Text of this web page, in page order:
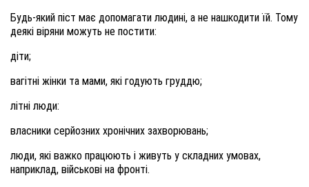
Будь-який піст має допомагати людині, а не нашкодити їй. Тому
деякі віряни можуть не постити:
діти;
вагітні жінки та мами, які годують груддю;
літні люди:
власники серйозних хронічних захворювань;
люди, які важко працюють і живуть у складних умовах,
наприклад, військові на фронті.